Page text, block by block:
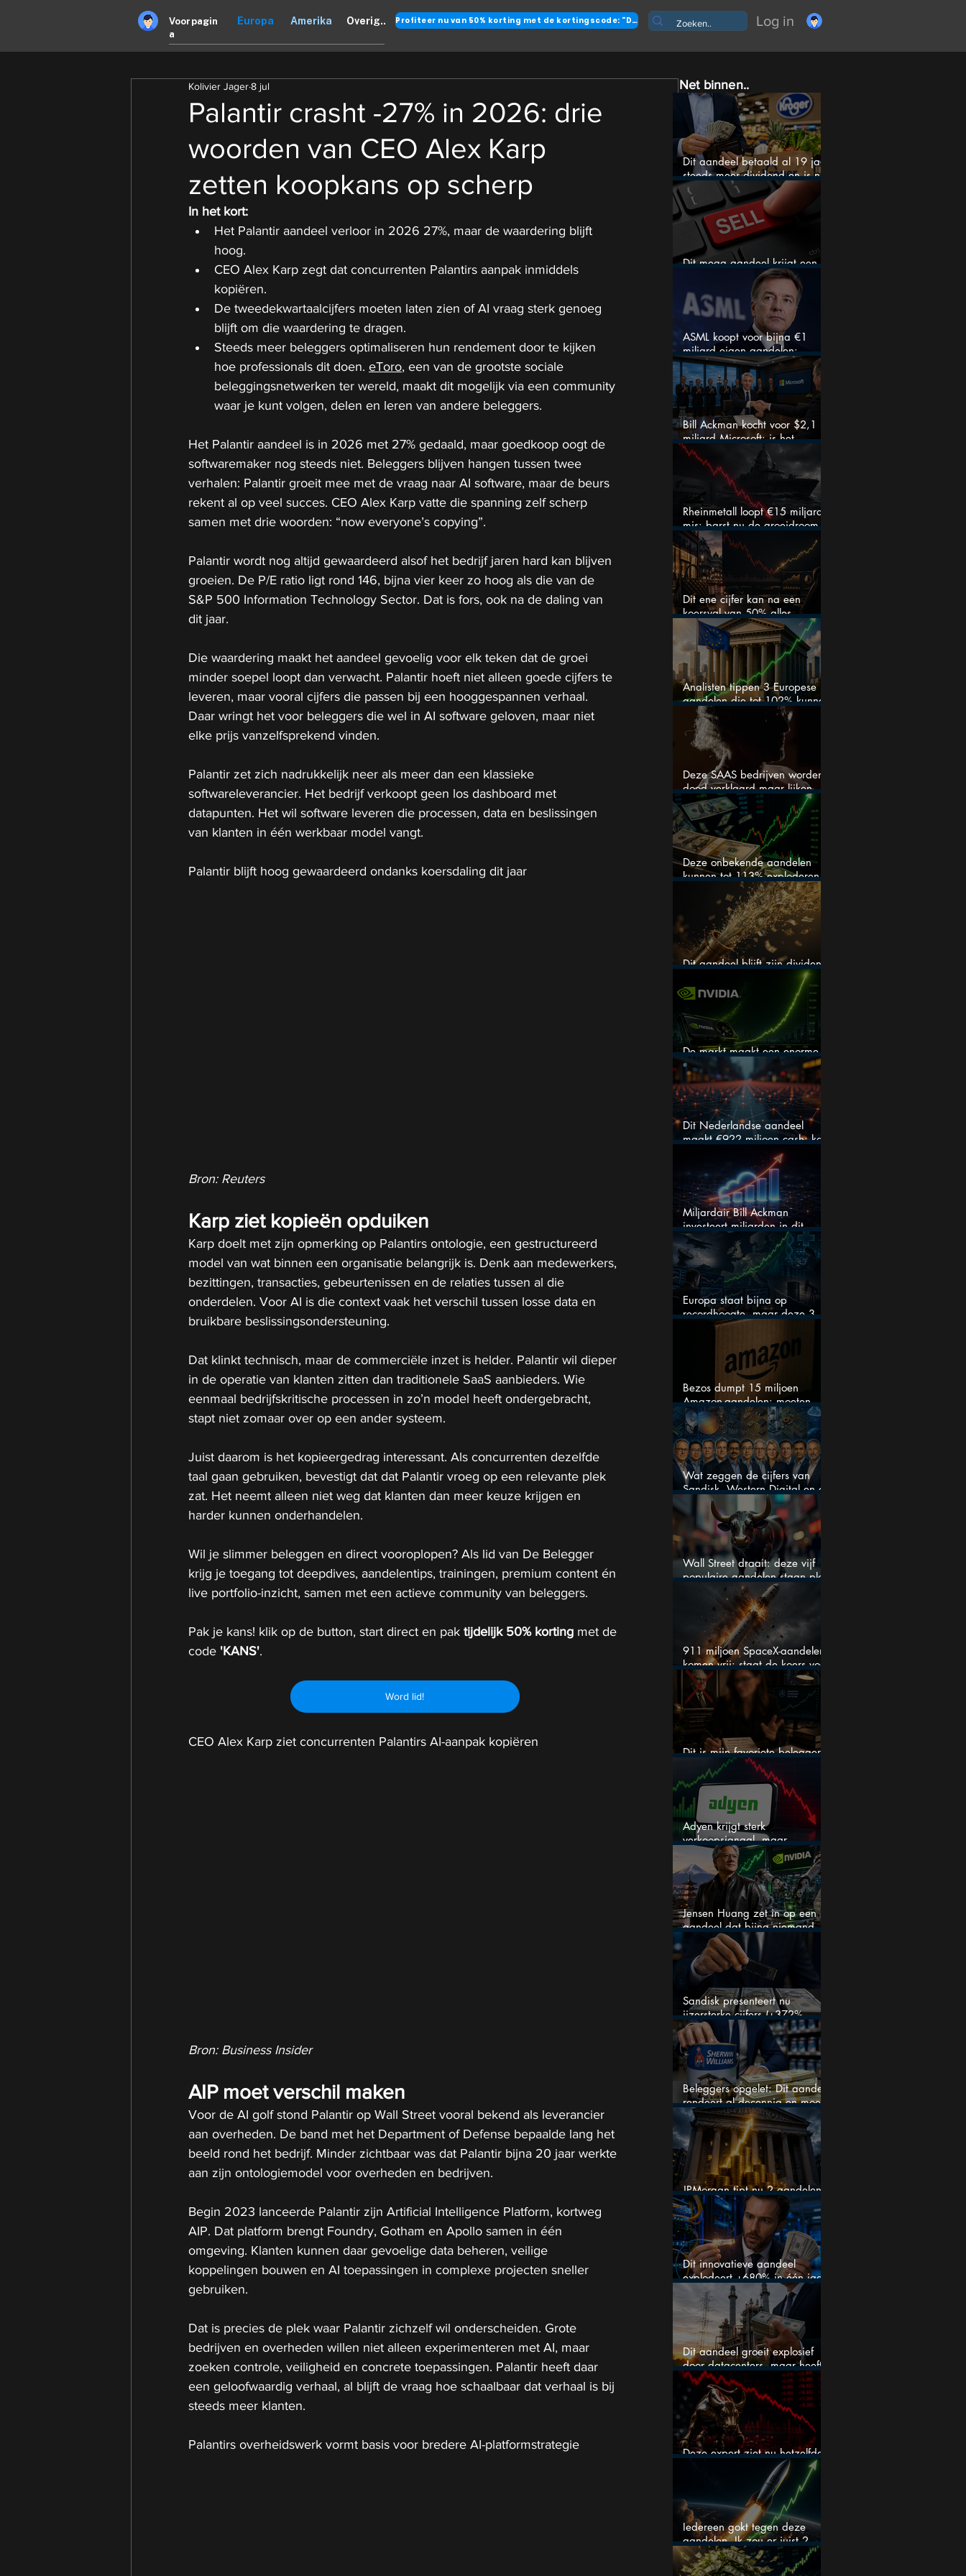
Voorpagin
a
Europa Amerika Overig.. Profiteer nu van 50% korting met de kortingscode: "DANK" Log in
Palantir crasht -27% in 2026: drie
woorden van CEO Alex Karp
zetten koopkans op scherp
Kolivier Jager8 jul
In het kort:
Het Palantir aandeel verloor in 2026 27%, maar de waardering blijft
hoog.
CEO Alex Karp zegt dat concurrenten Palantirs aanpak inmiddels
kopiëren.
De tweedekwartaalcijfers moeten laten zien of AI vraag sterk genoeg
blijft om die waardering te dragen.
Steeds meer beleggers optimaliseren hun rendement door te kijken
hoe professionals dit doen. eToro, een van de grootste sociale
beleggingsnetwerken ter wereld, maakt dit mogelijk via een community
waar je kunt volgen, delen en leren van andere beleggers.
Het Palantir aandeel is in 2026 met 27% gedaald, maar goedkoop oogt de
softwaremaker nog steeds niet. Beleggers blijven hangen tussen twee
verhalen: Palantir groeit mee met de vraag naar AI software, maar de beurs
rekent al op veel succes. CEO Alex Karp vatte die spanning zelf scherp
samen met drie woorden: “now everyone’s copying”.
Palantir wordt nog altijd gewaardeerd alsof het bedrijf jaren hard kan blijven
groeien. De P/E ratio ligt rond 146, bijna vier keer zo hoog als die van de
S&P 500 Information Technology Sector. Dat is fors, ook na de daling van
dit jaar.
Die waardering maakt het aandeel gevoelig voor elk teken dat de groei
minder soepel loopt dan verwacht. Palantir hoeft niet alleen goede cijfers te
leveren, maar vooral cijfers die passen bij een hooggespannen verhaal.
Daar wringt het voor beleggers die wel in AI software geloven, maar niet
elke prijs vanzelfsprekend vinden.
Palantir zet zich nadrukkelijk neer als meer dan een klassieke
softwareleverancier. Het bedrijf verkoopt geen los dashboard met
datapunten. Het wil software leveren die processen, data en beslissingen
van klanten in één werkbaar model vangt.
Palantir blijft hoog gewaardeerd ondanks koersdaling dit jaar
Bron: Reuters
Karp ziet kopieën opduiken
Karp doelt met zijn opmerking op Palantirs ontologie, een gestructureerd
model van wat binnen een organisatie belangrijk is. Denk aan medewerkers,
bezittingen, transacties, gebeurtenissen en de relaties tussen al die
onderdelen. Voor AI is die context vaak het verschil tussen losse data en
bruikbare beslissingsondersteuning.
Dat klinkt technisch, maar de commerciële inzet is helder. Palantir wil dieper
in de operatie van klanten zitten dan traditionele SaaS aanbieders. Wie
eenmaal bedrijfskritische processen in zo’n model heeft ondergebracht,
stapt niet zomaar over op een ander systeem.
Juist daarom is het kopieergedrag interessant. Als concurrenten dezelfde
taal gaan gebruiken, bevestigt dat dat Palantir vroeg op een relevante plek
zat. Het neemt alleen niet weg dat klanten dan meer keuze krijgen en
harder kunnen onderhandelen.
Wil je slimmer beleggen en direct vooroplopen? Als lid van De Belegger
krijg je toegang tot deepdives, aandelentips, trainingen, premium content én
live portfolio-inzicht, samen met een actieve community van beleggers.
Pak je kans! klik op de button, start direct en pak tijdelijk 50% korting met de
code 'KANS'.
Word lid!
CEO Alex Karp ziet concurrenten Palantirs AI-aanpak kopiëren
Bron: Business Insider
AIP moet verschil maken
Voor de AI golf stond Palantir op Wall Street vooral bekend als leverancier
aan overheden. De band met het Department of Defense bepaalde lang het
beeld rond het bedrijf. Minder zichtbaar was dat Palantir bijna 20 jaar werkte
aan zijn ontologiemodel voor overheden en bedrijven.
Begin 2023 lanceerde Palantir zijn Artificial Intelligence Platform, kortweg
AIP. Dat platform brengt Foundry, Gotham en Apollo samen in één
omgeving. Klanten kunnen daar gevoelige data beheren, veilige
koppelingen bouwen en AI toepassingen in complexe projecten sneller
gebruiken.
Dat is precies de plek waar Palantir zichzelf wil onderscheiden. Grote
bedrijven en overheden willen niet alleen experimenteren met AI, maar
zoeken controle, veiligheid en concrete toepassingen. Palantir heeft daar
een geloofwaardig verhaal, al blijft de vraag hoe schaalbaar dat verhaal is bij
steeds meer klanten.
Palantirs overheidswerk vormt basis voor bredere AI-platformstrategie
Net binnen..
Dit aandeel betaald al 19 jaar
steeds meer dividend en is nu
goedkoop
Dit mega aandeel krijgt een
zeldzaam verkoopadvies
ASML koopt voor bijna €1
miljard eigen aandelen:
slimme zet of dure timing?
Bill Ackman kocht voor $2,1
miljard Microsoft: is het
aandeel na de koerssprong
nog aantrekkelijk?
Rheinmetall loopt €15 miljard
mis: barst nu de groeidroom
van het defensiebedrijf?
Dit ene cijfer kan na een
koersval van 50% alles
veranderen
Analisten tippen 3 Europese
aandelen die tot 102% kunnen
stijgen
Deze SAAS bedrijven worden
dood verklaard maar lijken
springlevend
Deze onbekende aandelen
kunnen tot 113% exploderen
(één springt eruit)
Dit aandeel blijft zijn dividend
verhogen, wat er ook gebeurt
De markt maakt een enorme
fout bij Nvidia
Dit Nederlandse aandeel
maakt €922 miljoen cash: kan
dit dividendaandeel blijven
Miljardair Bill Ackman
investeert miljarden in dit
techaandeel
Europa staat bijna op
recordhoogte, maar deze 3
sectoren vallen nu op
Bezos dumpt 15 miljoen
Amazon-aandelen: moeten
beleggers zich zorgen maken?
Wat zeggen de cijfers van
Sandisk, Western Digital en de
AI-Infrastructuur aandelen mij
werkelijk
Wall Street draait: deze vijf
populaire aandelen staan plots
onder spanning
911 miljoen SpaceX-aandelen
komen vrij: staat de koers voor
een nieuwe crash?
Dit is mijn favoriete belegger…
en het is niet Warren Buffett
Adyen krijgt sterk
verkoopsignaal, maar
analisten zien juist een
koopkans
Jensen Huang zet in op een
aandeel dat bijna niemand
Sandisk presenteert nu
ijzersterke cijfers (+372%
omzetgroei), toch zakt het
aandeel weg
Beleggers opgelet: Dit aandeel
rendeert al decennia en moet
op je watchlist staan!
JPMorgan tipt nu 2 aandelen
voor augustus
Dit innovatieve aandeel
explodeert +680% in één jaar
en blijft maar stijgen
Dit aandeel groeit explosief
door datacenters, maar heeft
tientallen miljarden nodig
Deze expert ziet nu hetzelfde
als voor de crash van 1987
Iedereen gokt tegen deze
aandelen. Ik zou er juist 2
kopen